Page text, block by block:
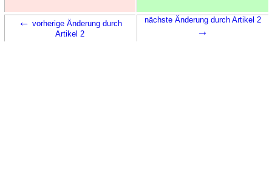
← vorherige Änderung durch
Artikel 2
nächste Änderung durch Artikel 2
→